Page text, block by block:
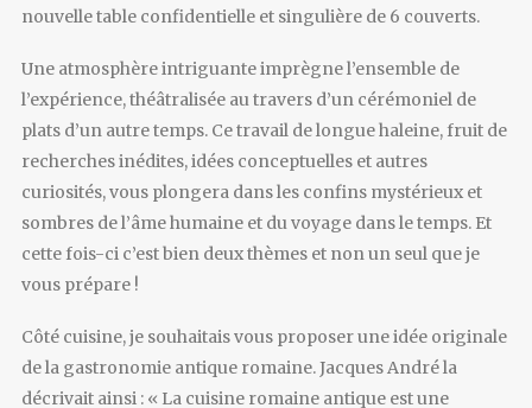
nouvelle table confidentielle et singulière de 6 couverts.
Une atmosphère intriguante imprègne l’ensemble de
l’expérience, théâtralisée au travers d’un cérémoniel de
plats d’un autre temps. Ce travail de longue haleine, fruit de
recherches inédites, idées conceptuelles et autres
curiosités, vous plongera dans les confins mystérieux et
sombres de l’âme humaine et du voyage dans le temps. Et
cette fois-ci c’est bien deux thèmes et non un seul que je
vous prépare !
Côté cuisine, je souhaitais vous proposer une idée originale
de la gastronomie antique romaine. Jacques André la
décrivait ainsi : « La cuisine romaine antique est une